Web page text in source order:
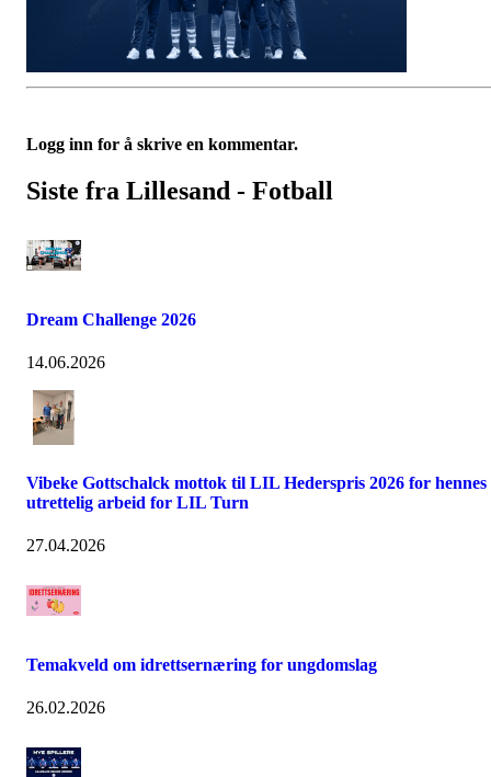
Logg inn for å skrive en kommentar.
Siste fra Lillesand - Fotball
Dream Challenge 2026
14.06.2026
Vibeke Gottschalck mottok til LIL Hederspris 2026 for hennes
utrettelig arbeid for LIL Turn
27.04.2026
Temakveld om idrettsernæring for ungdomslag
26.02.2026